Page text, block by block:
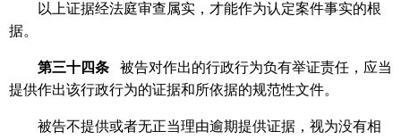
以上证据经法庭审查属实，才能作为认定案件事实的根
据。
第三十四条
被告对作出的行政行为负有举证责任，应当
提供作出该行政行为的证据和所依据的规范性文件。
被告不提供或者无正当理由逾期提供证据，视为没有相